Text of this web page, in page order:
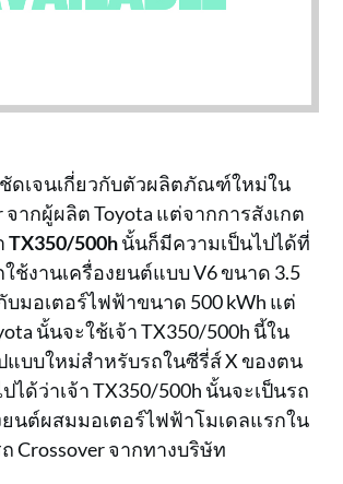
ดเจนเกี่ยวกับตัวผลิตภัณฑ์ใหม่ใน
จากผู้ผลิต Toyota แต่จากการสังเกต
TX350/500hนั้นก็มีความเป็นไปได้ที่
ใช้งานเครื่องยนต์แบบ V6 ขนาด 3.5
บมอเตอร์ไฟฟ้าขนาด 500 kWh แต่
นั้นจะใช้เจ้า TX350/500h นี้ใน
แบบใหม่สำหรับรถในซีรี่ส์ X ของตน
ได้ว่าเจ้า TX350/500h นั้นจะเป็นรถ
นต์ผสมมอเตอร์ไฟฟ้าโมเดลแรกใน
Crossover จากทางบริษัท